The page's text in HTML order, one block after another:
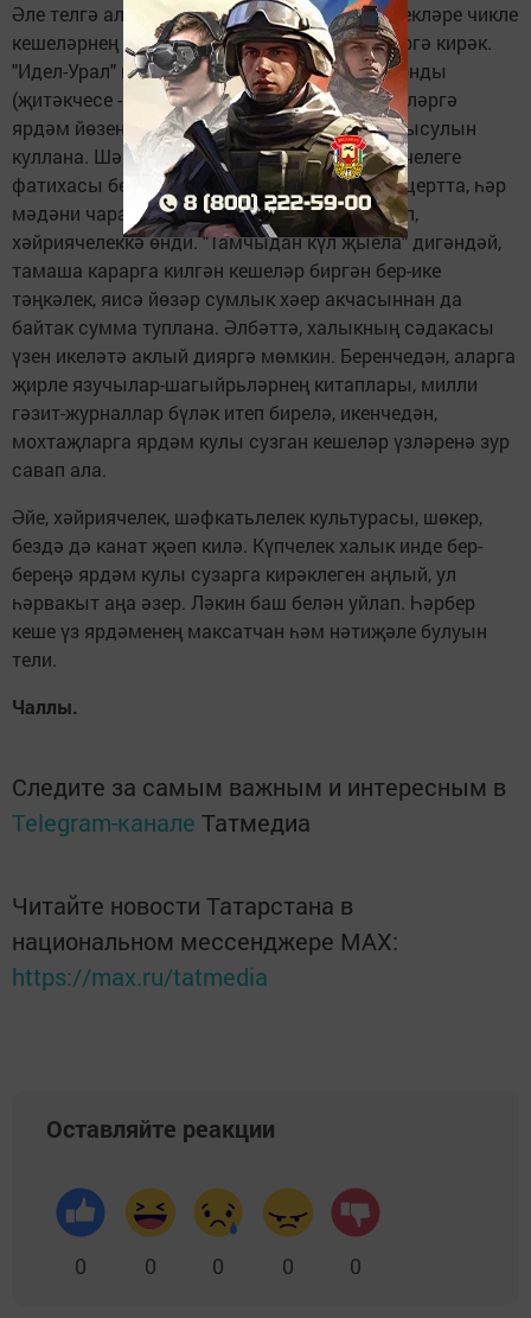
Әле телгә алынган акциягә физик мөмкинлекләре чикле
кешеләрнең дә актив кушылып китүен әйтергә кирәк.
"Идел-Урал" инвалид-спортчылар хәйрия фонды
(җитәкчесе - Рәкит Әбделманов) бу төзелешләргә
ярдәм йөзеннән хәер туплауның тагын бер ысулын
куллана. Шәһәр, мәдәният учаклары җитәкчелеге
фатихасы белән, калада үтә торган һәр концертта, һәр
мәдәни чарада халык алдында чыгыш ясап,
хәйриячелеккә өнди. "Тамчыдан күл җыела" дигәндәй,
тамаша карарга килгән кешеләр биргән бер-ике
тәңкәлек, яисә йөзәр сумлык хәер акчасыннан да
байтак сумма туплана. Әлбәттә, халыкның сәдакасы
үзен икеләтә аклый дияргә мөмкин. Беренчедән, аларга
җирле язучылар-шагыйрьләрнең китаплары, милли
гәзит-журналлар бүләк итеп бирелә, икенчедән,
мохтаҗларга ярдәм кулы сузган кешеләр үзләренә зур
савап ала.
Әйе, хәйриячелек, шәфкатьлелек культурасы, шөкер,
бездә дә канат җәеп килә. Күпчелек халык инде бер-
береңә ярдәм кулы сузарга кирәклеген аңлый, ул
һәрвакыт аңа әзер. Ләкин баш белән уйлап. Һәрбер
кеше үз ярдәменең максатчан һәм нәтиҗәле булуын
тели.
Чаллы.
Следите за самым важным и интересным в
Telegram-канале Татмедиа
Читайте новости Татарстана в
национальном мессенджере MАХ:
https://max.ru/tatmedia
Оставляйте реакции
0 0 0 0 0